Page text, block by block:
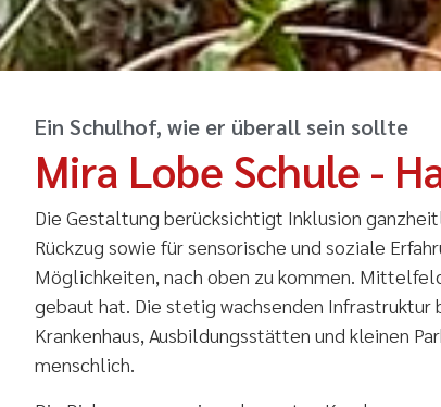
Ein Schulhof, wie er überall sein sollte
Mira Lobe Schule -
Die Gestaltung berücksichtigt Inklusion
Rückzug sowie für sensorische und soziale
Möglichkeiten, nach oben zu kommen.
gebaut hat. Die stetig wachsenden Infrastruktur
Krankenhaus, Ausbildungsstätten und kleinen
menschlich.